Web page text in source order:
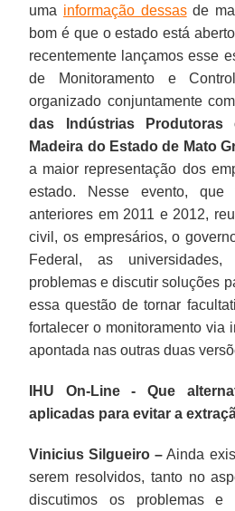
uma informação dessasde
bom é que o estado está
recentemente lançamos esse
de Monitoramento e
organizado conjuntamente
das Indústrias Produtoras
Madeira do Estado de Mato
a maior representação dos
estado. Nesse evento, que
anteriores em 2011 e 2012,
civil, os empresários, o
Federal, as
problemas e discutir soluções
essa questão de tornar
fortalecer o monitoramento via
apontada nas outras duas
IHU On-Line - Que
aplicadas para evitar a
Vinicius Silgueiro – Ainda
serem resolvidos, tanto no
discutimos os problemas